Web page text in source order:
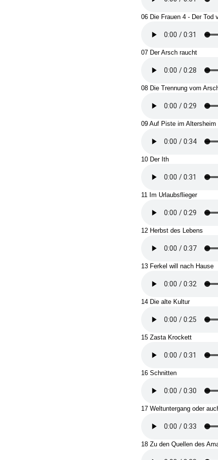
06 Die Frauen 4 - Der Tod
07 Der Arsch raucht
08 Die Trennung vom
09 Auf Piste im Altersheim
10 Der Ith
11 Im Urlaubsflieger
12 Herbst des Lebens
13 Ferkel will nach Hause
14 Die alte Kultur
15 Zasta Krockett
16 Schnitten
17 Weltuntergang oder
18 Zu den Quellen des